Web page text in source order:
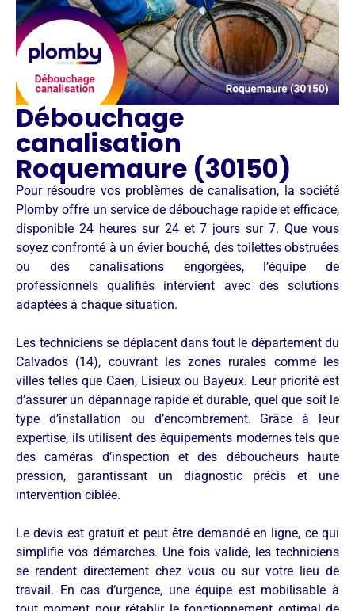
Débouchage
canalisation
Roquemaure (30150)
Pour résoudre vos problèmes de canalisation, la société
Plomby offre un service de débouchage rapide et efficace,
disponible 24 heures sur 24 et 7 jours sur 7. Que vous
soyez confronté à un évier bouché, des toilettes obstruées
ou des canalisations engorgées, l’équipe de
professionnels qualifiés intervient avec des solutions
adaptées à chaque situation.
Les techniciens se déplacent dans tout le département du
Calvados (14), couvrant les zones rurales comme les
villes telles que Caen, Lisieux ou Bayeux. Leur priorité est
d’assurer un dépannage rapide et durable, quel que soit le
type d’installation ou d’encombrement. Grâce à leur
expertise, ils utilisent des équipements modernes tels que
des caméras d’inspection et des déboucheurs haute
pression, garantissant un diagnostic précis et une
intervention ciblée.
Le devis est gratuit et peut être demandé en ligne, ce qui
simplifie vos démarches. Une fois validé, les techniciens
se rendent directement chez vous ou sur votre lieu de
travail. En cas d’urgence, une équipe est mobilisable à